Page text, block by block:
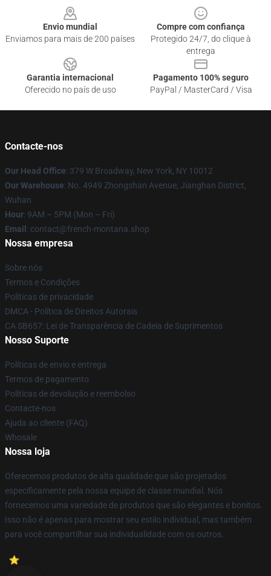
Envio mundial
Enviamos para mais de 200 países
Compre com confiança
Protegido 24/7, do clique à
entrega
Garantia internacional
Oferecido no país de uso
Pagamento 100% seguro
PayPal / MasterCard / Visa
Contacte-nos
Our Head Office: 379 W Broadway, New York, NY 10012
Our Warehouse: No. 4949 Zhongshan Avenue, Jianghan District,
Wuhan
Hour: 9AM – 5PM (Mon – Fri)
Email : contact@french-montana.shop
Nossa empresa
Sobre nós
Termos e Condições
Políticas de privacidade
DMCA - Política de Direitos Autorais
CA SB657: Lei de Transparência de Cadeia de Suprimentos
Nosso Suporte
Políticas de envio e entrega
Termos de pagamento
Políticas de devolução e reembolso
Contacte-nos
Ajuda ao cliente (FAQ)
Whosale
Nossa loja
Oferecemos produtos de alta qualidade que são projetados
especificamente pela nossa equipe de classe mundial. Nós
fornecemos uma variedade de produtos que são elegantes e bonitos.
Isso não é apenas para mostrar seu estilo individual, mas também
para você compartilhar sua individualidade com os outros.